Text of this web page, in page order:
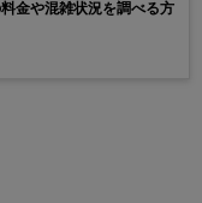
金や混雑状況を調べる方